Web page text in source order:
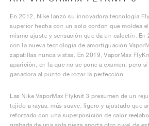
En 2012, Nike lanzó su innovadora tecnología
superior hecha con un solo cordón que moldea
mismo ajuste y sensación que da un calcetín. En
con la nueva tecnología de amortiguación
zapatillas nunca vistas. En 2019, VaporMax
aparición, en la que no se pone a examen, pero
ganadora al punto de rozar la perfección.
Las Nike VaporMax Flyknit 3 presumen de un
tejido a rayas, más suave, ligero y ajustado que
reforzado con una superposición de calor